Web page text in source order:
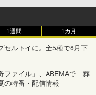
1週間 1カ月
セルトイに。全5種で8月下
ファイル」、ABEMAで「葬
の特番・配信情報